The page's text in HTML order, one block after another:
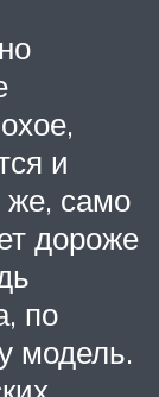
и
же, само
дороже
по
модель.